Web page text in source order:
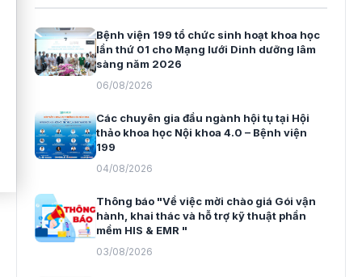
Bệnh viện 199 tổ chức sinh hoạt khoa học
lần thứ 01 cho Mạng lưới Dinh dưỡng lâm
sàng năm 2026
06/08/2026
Các chuyên gia đầu ngành hội tụ tại Hội
thảo khoa học Nội khoa 4.0 – Bệnh viện
199
04/08/2026
Thông báo "Về việc mời chào giá Gói vận
hành, khai thác và hỗ trợ kỹ thuật phần
mềm HIS & EMR "
03/08/2026